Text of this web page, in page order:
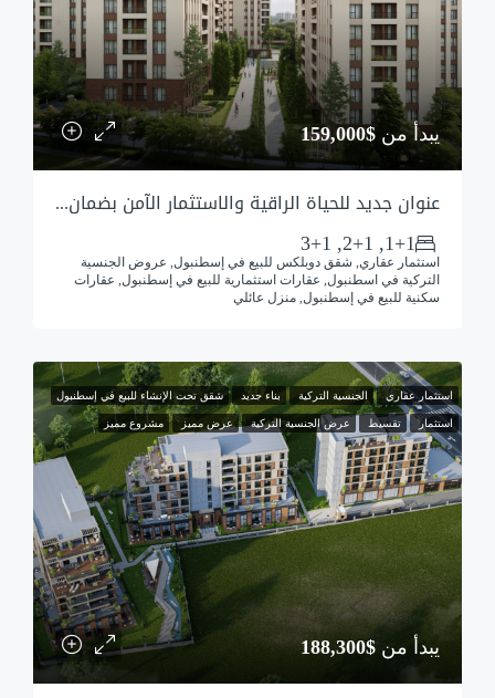
يبدأ من $159,000
عنوان جديد للحياة الراقية والاستثمار الآمن بضمان شراكة البلدية للمشروع
1+1, 2+1, 3+1
استثمار عقاري, شقق دوبلكس للبيع في إسطنبول, عروض الجنسية
التركية في اسطنبول, عقارات استثمارية للبيع في إسطنبول, عقارات
سكنية للبيع في إسطنبول, منزل عائلي
استثمار عقاري الجنسية التركية بناء جديد شقق تحت الإنشاء للبيع في إسطنبول
استثمار تقسيط عرض الجنسية التركية عرض مميز مشروع مميز
يبدأ من $188,300